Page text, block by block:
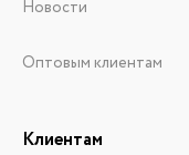
Новости
Оптовым клиентам
Клиентам